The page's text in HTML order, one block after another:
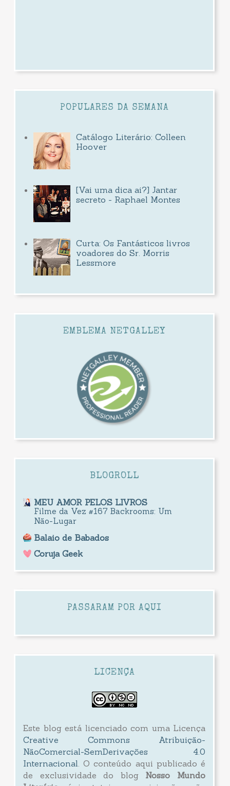
POPULARES DA SEMANA
Catálogo Literário: Colleen
Hoover
[Vai uma dica ai?] Jantar
secreto - Raphael Montes
Curta: Os Fantásticos livros
voadores do Sr. Morris
Lessmore
EMBLEMA NETGALLEY
BLOGROLL
MEU AMOR PELOS LIVROS
Filme da Vez #167 Backrooms: Um
Não-Lugar
Balaio de Babados
Coruja Geek
PASSARAM POR AQUI
LICENÇA
Este blog está licenciado com uma Licença
Creative Commons Atribuição-
NãoComercial-SemDerivações 4.0
Internacional . O conteúdo aqui publicado é
de exclusividade do blog Nosso Mundo